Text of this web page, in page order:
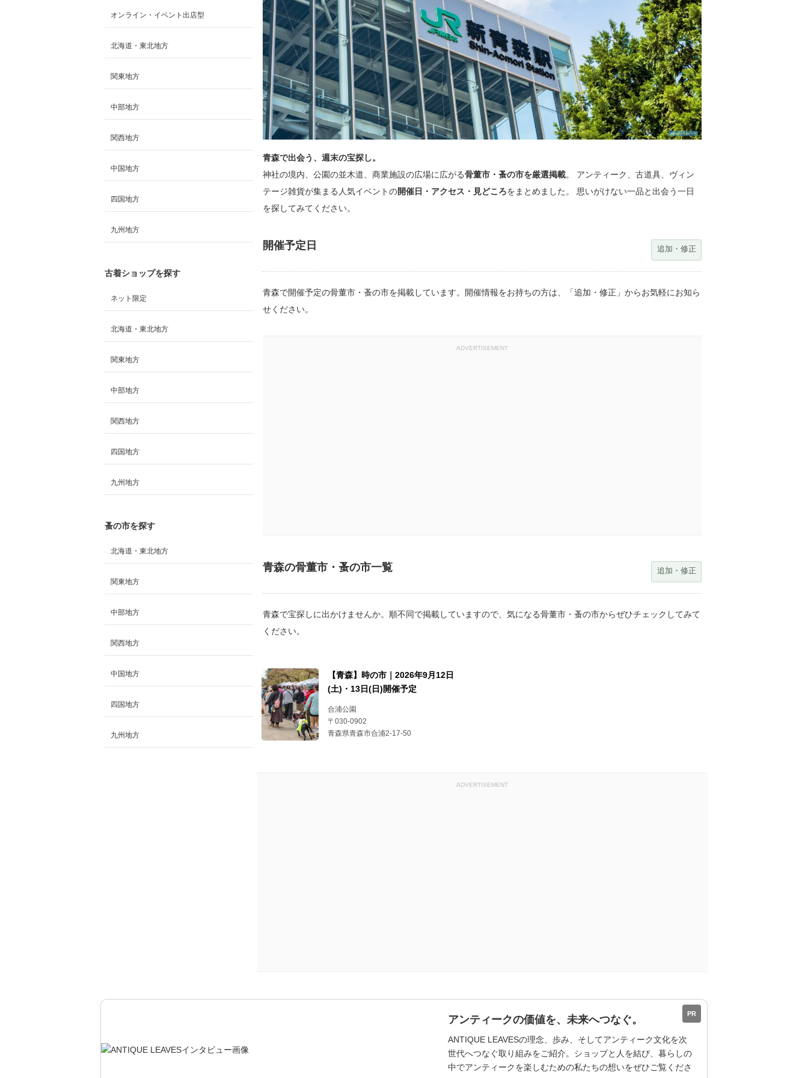
青森で出会う、週末の宝探し。
神社の境内、公園の並木道、商業施設の広場に広がる骨董市・蚤の市を厳選掲載。 アンティーク、古道具、ヴィン
テージ雑貨が集まる人気イベントの開催日・アクセス・見どころをまとめました。 思いがけない一品と出会う一日
を探してみてください。
開催予定日 追加・修正
青森で開催予定の骨董市・蚤の市を掲載しています。開催情報をお持ちの方は、「追加・修正」からお気軽にお知ら
せください。
ADVERTISEMENT
青森の骨董市・蚤の市一覧 追加・修正
青森で宝探しに出かけませんか。順不同で掲載していますので、気になる骨董市・蚤の市からぜひチェックしてみて
ください。
【青森】時の市｜2026年9月12日
(土)・13日(日)開催予定
合浦公園
〒030-0902
青森県青森市合浦2-17-50
ADVERTISEMENT
オンライン・イベント出店型
北海道・東北地方
関東地方
中部地方
関西地方
中国地方
四国地方
九州地方
古着ショップを探す
ネット限定
北海道・東北地方
関東地方
中部地方
関西地方
四国地方
九州地方
蚤の市を探す
北海道・東北地方
関東地方
中部地方
関西地方
中国地方
四国地方
九州地方
PR
アンティークの価値を、未来へつなぐ。
ANTIQUE LEAVESの理念、歩み、そしてアンティーク文化を次
世代へつなぐ取り組みをご紹介。ショップと人を結び、暮らしの
中でアンティークを楽しむための私たちの想いをぜひご覧くださ